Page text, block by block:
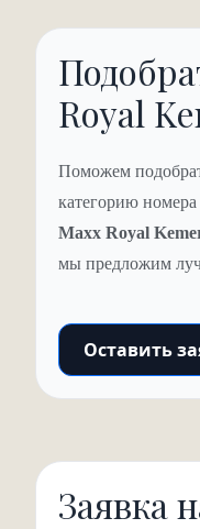
живые цветы,
вами свяжутся,
половинки.
В Maxx Royal Kemer
часы: чётко,
сервис – вы просто
заповедном раю.
Royal
Поможем
категорию
Maxx Royal
мы предложим
Оставить
Заявка